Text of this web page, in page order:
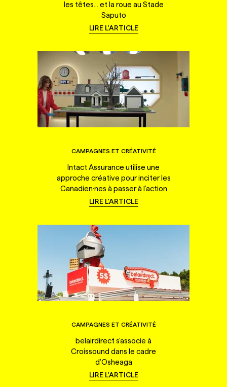
les têtes... et la roue au Stade
Saputo
LIRE L'ARTICLE
CAMPAGNES ET CRÉATIVITÉ
Intact Assurance utilise une
approche créative pour inciter les
Canadien·nes à passer à l'action
LIRE L'ARTICLE
CAMPAGNES ET CRÉATIVITÉ
belairdirect s'associe à
Croissound dans le cadre
d'Osheaga
LIRE L'ARTICLE